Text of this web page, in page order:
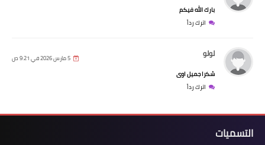
بارك الله فيكم
اترك رداً
لولو 5 مارس 2026 في 9:21 ص
شكرا جميل اوى
اترك رداً
التسميات